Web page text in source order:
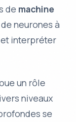
de machine
neurones à
interpréter
un rôle
niveaux
se